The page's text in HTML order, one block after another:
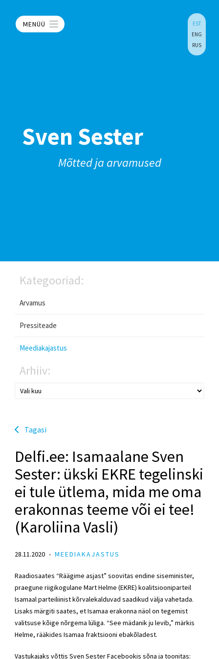
MENÜÜ
EST
ENG
RUS
Sven Sester
Mõtted ja arvamused
Kategooriad:
Arvamus
Pressiteade
Meediakajastus
Arhiiv:
Tagasi
Delfi.ee: Isamaalane Sven
Sester: ükski EKRE tegelinski
ei tule ütlema, mida me oma
erakonnas teeme või ei tee!
(Karoliina Vasli)
28.11.2020 MEEDIAKAJASTUS
Raadiosaates “Räägime asjast” soovitas endine siseminister,
praegune riigikogulane Mart Helme (EKRE) koalitsiooniparteil
Isamaal parteiliinist kõrvalekalduvad saadikud välja vahetada.
Lisaks märgiti saates, et Isamaa erakonna näol on tegemist
valitsuse kõige nõrgema lüliga. “See mädanik ju levib,” märkis
Helme, rääkides Isamaa fraktsiooni ebakõladest.
Vastukajaks võttis Sven SesterFacebookis sõna ja toonitas: